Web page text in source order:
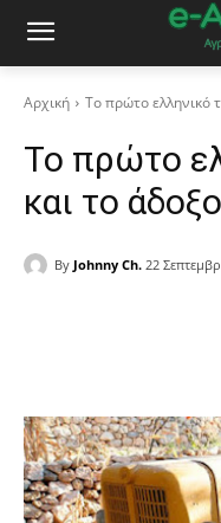
Αρχική Το πρώτο ελληνικό
Το πρώτο
και το
By Johnny Ch. 22